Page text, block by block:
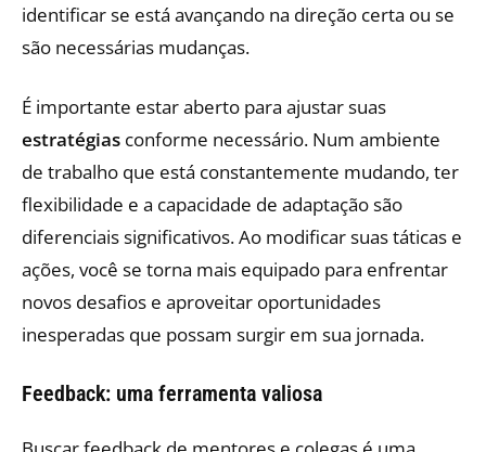
identificar se está avançando na direção certa ou se
são necessárias mudanças.
É importante estar aberto para ajustar suas
estratégias conforme necessário. Num ambiente
de trabalho que está constantemente mudando, ter
flexibilidade e a capacidade de adaptação são
diferenciais significativos. Ao modificar suas táticas e
ações, você se torna mais equipado para enfrentar
novos desafios e aproveitar oportunidades
inesperadas que possam surgir em sua jornada.
Feedback: uma ferramenta valiosa